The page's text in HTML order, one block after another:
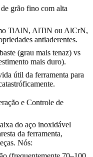
grão fino com alta
TiAlN, AlTiN ou AlCrN,
antiaderentes.
(grau mais tenaz) vs
mais duro).
útil da ferramenta para
e Controle de
do aço inoxidável
da ferramenta,
Nós: